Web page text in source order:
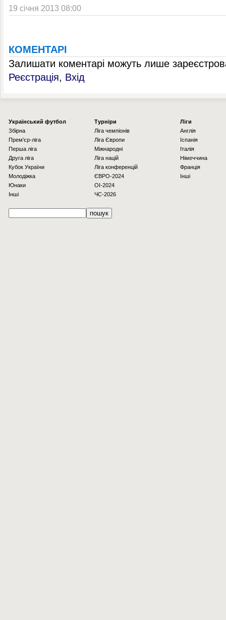
19 січня 2013 08:00
КОМЕНТАРІ
Залишати коментарі можуть лише
Реєстрація, Вхід
Українcький футбол
Збірна
Прем'єр-ліга
Перша ліга
Друга ліга
Кубок України
Молодіжка
Юнаки
Інші
Турніри
Ліга чемпіонів
Ліга Європи
Міжнародні
Ліга націй
Ліга конференцій
ЄВРО-2024
OI-2024
ЧС-2026
Ліги
Англія
Іспанія
Італія
Німеччина
Франція
Інші